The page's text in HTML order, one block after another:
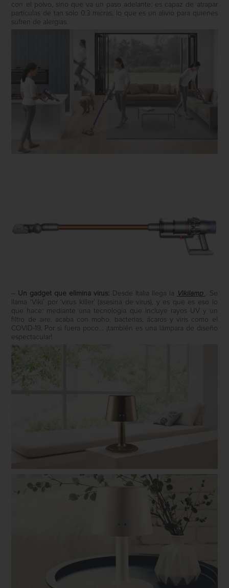
con el polvo, sino que va un paso adelante: es capaz de atrapar
partículas de tan solo 0.3 micras, lo que es un alivio para quienes
sufren de alergias.
– Un gadget que elimina virus: Desde Italia llega la Vikilamp
. Se
llama ‘Viki’ por ‘virus killer’ (asesina de virus), y es que es eso lo
que hace: mediante una tecnología que incluye rayos UV y un
filtro de aire, acaba con moho, bacterias, ácaros y viris como el
COVID-19. Por si fuera poco… ¡también es una lámpara de diseño
espectacular!